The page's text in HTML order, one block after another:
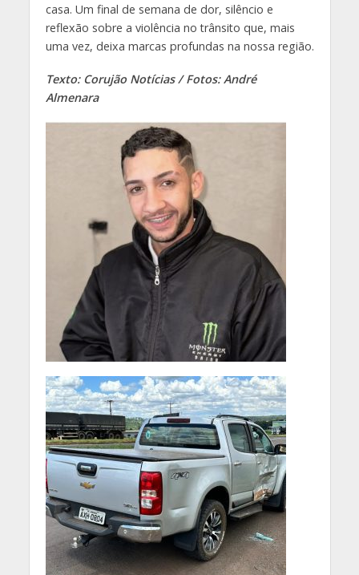
casa. Um final de semana de dor, silêncio e
reflexão sobre a violência no trânsito que, mais
uma vez, deixa marcas profundas na nossa região.
Texto: Corujão Notícias / Fotos: André
Almenara